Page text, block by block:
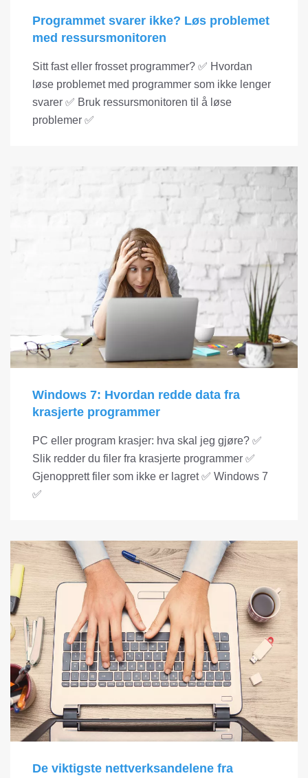
Programmet svarer ikke? Løs problemet
med ressursmonitoren
Sitt fast eller frosset programmer? ✅ Hvordan
løse problemet med programmer som ikke lenger
svarer ✅ Bruk ressursmonitoren til å løse
problemer ✅
Windows 7: Hvordan redde data fra
krasjerte programmer
PC eller program krasjer: hva skal jeg gjøre? ✅
Slik redder du filer fra krasjerte programmer ✅
Gjenopprett filer som ikke er lagret ✅ Windows 7
✅
De viktigste nettverksandelene fra